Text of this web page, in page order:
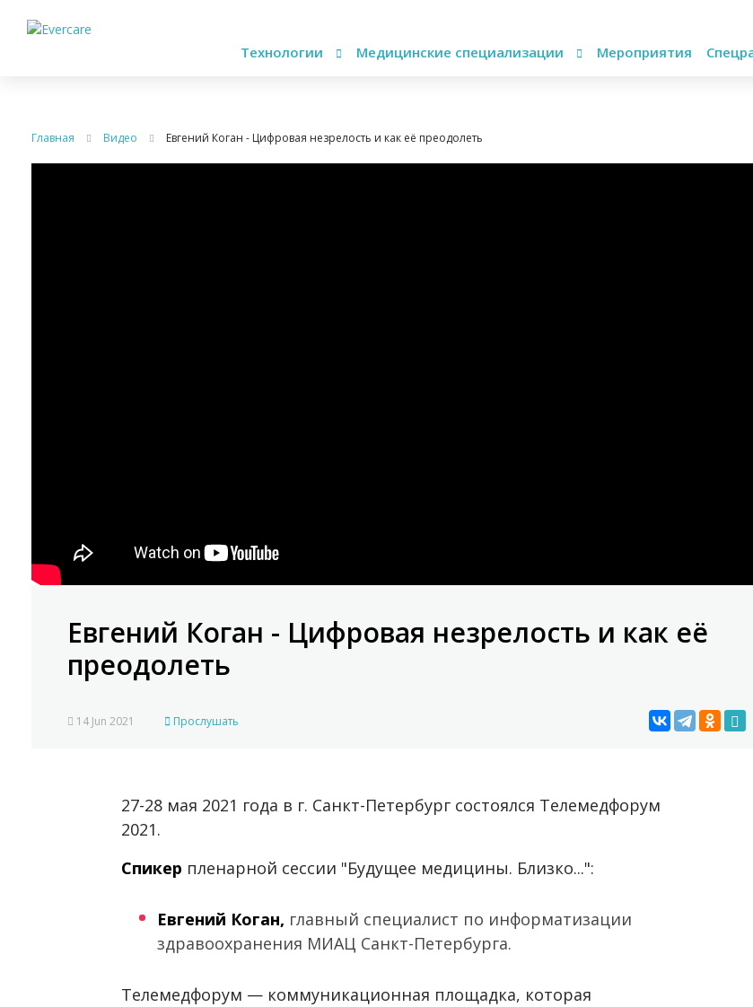
Технологии Медицинские специализации Мероприятия
Главная Видео Евгений Коган - Цифровая незрелость и как её преодолеть
Евгений Коган - Цифровая незрелость и как её
преодолеть
14 Jun 2021 Прослушать
27-28 мая 2021 года в г. Санкт-Петербург состоялся Телемедфорум
2021.
Спикер пленарной сессии "Будущее медицины. Близко...":
Евгений Коган, главный специалист по информатизации
здравоохранения МИАЦ Санкт-Петербурга.
Телемедфорум — коммуникационная площадка, которая